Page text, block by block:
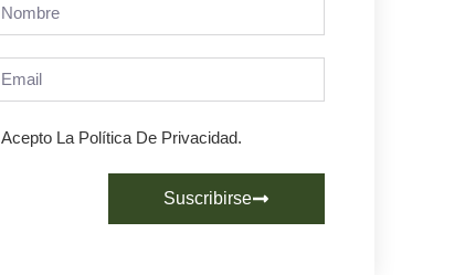
Acepto La Política De Privacidad.
Suscribirse